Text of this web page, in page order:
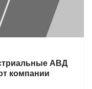
АВД
компании